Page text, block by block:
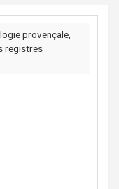
provençale,
registres